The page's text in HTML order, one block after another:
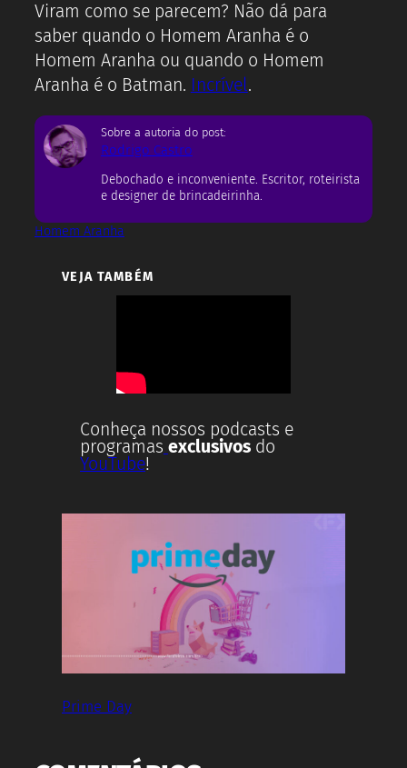
Viram como se parecem? Não dá para
saber quando o Homem Aranha é o
Homem Aranha ou quando o Homem
Aranha é o Batman. Incrível.
Sobre a autoria do post:
Rodrigo Castro
Debochado e inconveniente. Escritor, roteirista
e designer de brincadeirinha.
Homem Aranha
VEJA TAMBÉM
Conheça nossos podcasts e
programas exclusivos do
YouTube!
Prime Day